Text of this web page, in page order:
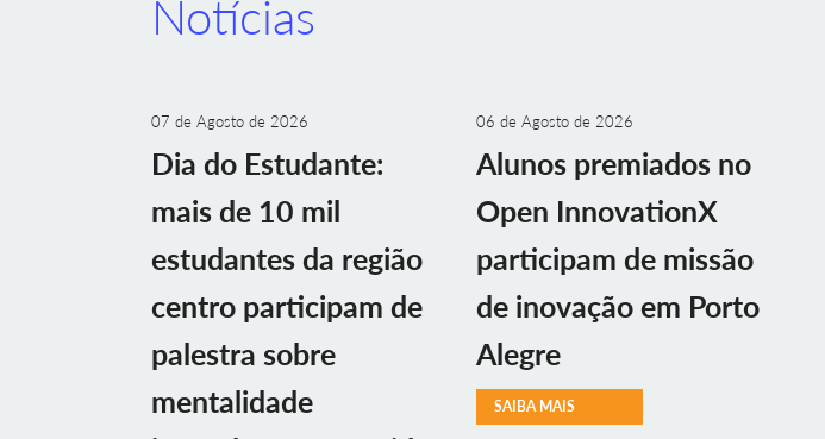
Notícias
07 de Agosto de 2026
Dia do Estudante:
mais de 10 mil
estudantes da região
centro participam de
palestra sobre
mentalidade
06 de Agosto de 2026
Alunos premiados no
Open InnovationX
participam de missão
de inovação em Porto
Alegre
SAIBA MAIS